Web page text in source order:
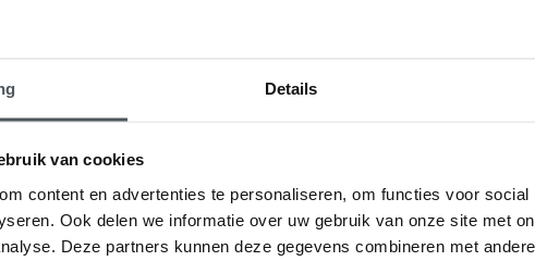
Details
van cookies
content en advertenties te personaliseren, om functies voor
Ook delen we informatie over uw gebruik van onze site met
Deze partners kunnen deze gegevens combineren met